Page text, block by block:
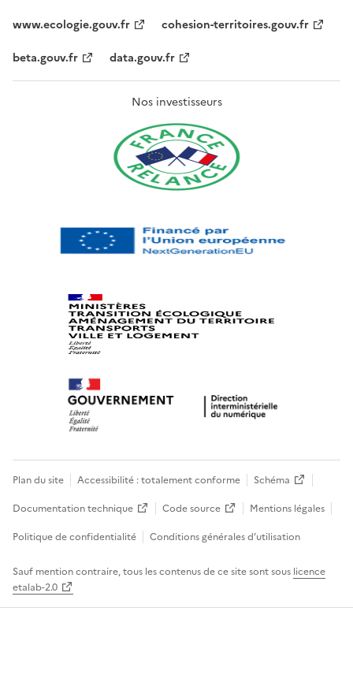
www.ecologie.gouv.fr
cohesion-territoires.gouv.fr
beta.gouv.fr
data.gouv.fr
Nos investisseurs
Plan du site Accessibilité : totalement conforme
Schéma
Documentation technique
Code source
Mentions légales
Politique de confidentialité
Conditions générales d’utilisation
Sauf mention contraire, tous les contenus de ce site sont sous licence
etalab-2.0